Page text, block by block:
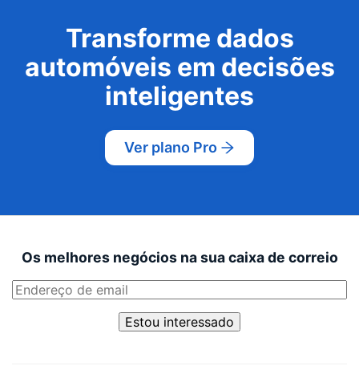
Transforme dados
automóveis em decisões
inteligentes
Ver plano Pro
Os melhores negócios na sua caixa de correio
Estou interessado